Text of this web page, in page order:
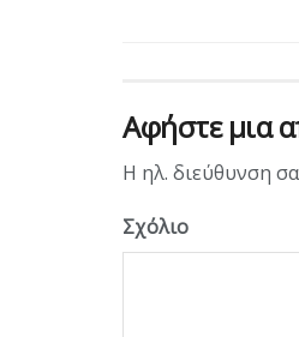
Αφήστε μια
Η ηλ. διεύθυνση
Σχόλιο